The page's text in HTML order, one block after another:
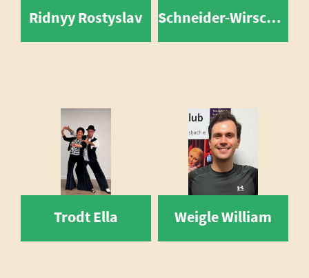
Ridnyy Rostyslav Schneider-Wirsching Clarissa
Trodt Ella Weigle William